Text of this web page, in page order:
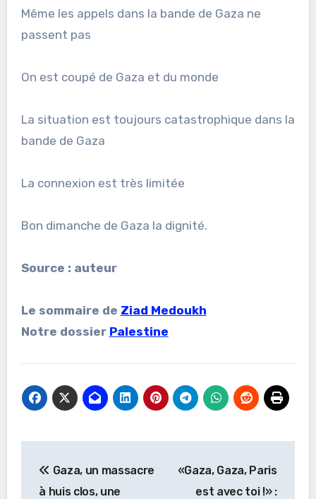
Même les appels dans la bande de Gaza ne
passent pas
On est coupé de Gaza et du monde
La situation est toujours catastrophique dans la
bande de Gaza
La connexion est très limitée
Bon dimanche de Gaza la dignité.
Source : auteur
Le sommaire de Ziad Medoukh
Notre dossier Palestine
de
Gaza, un massacre
à huis clos, une
«Gaza, Gaza, Paris
est avec toi !» :